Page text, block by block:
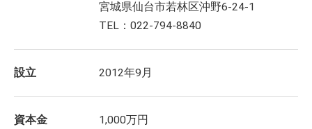
宮城県仙台市若林区沖野6-24-1
TEL：022-794-8840
設立 2012年9月
資本金 1,000万円